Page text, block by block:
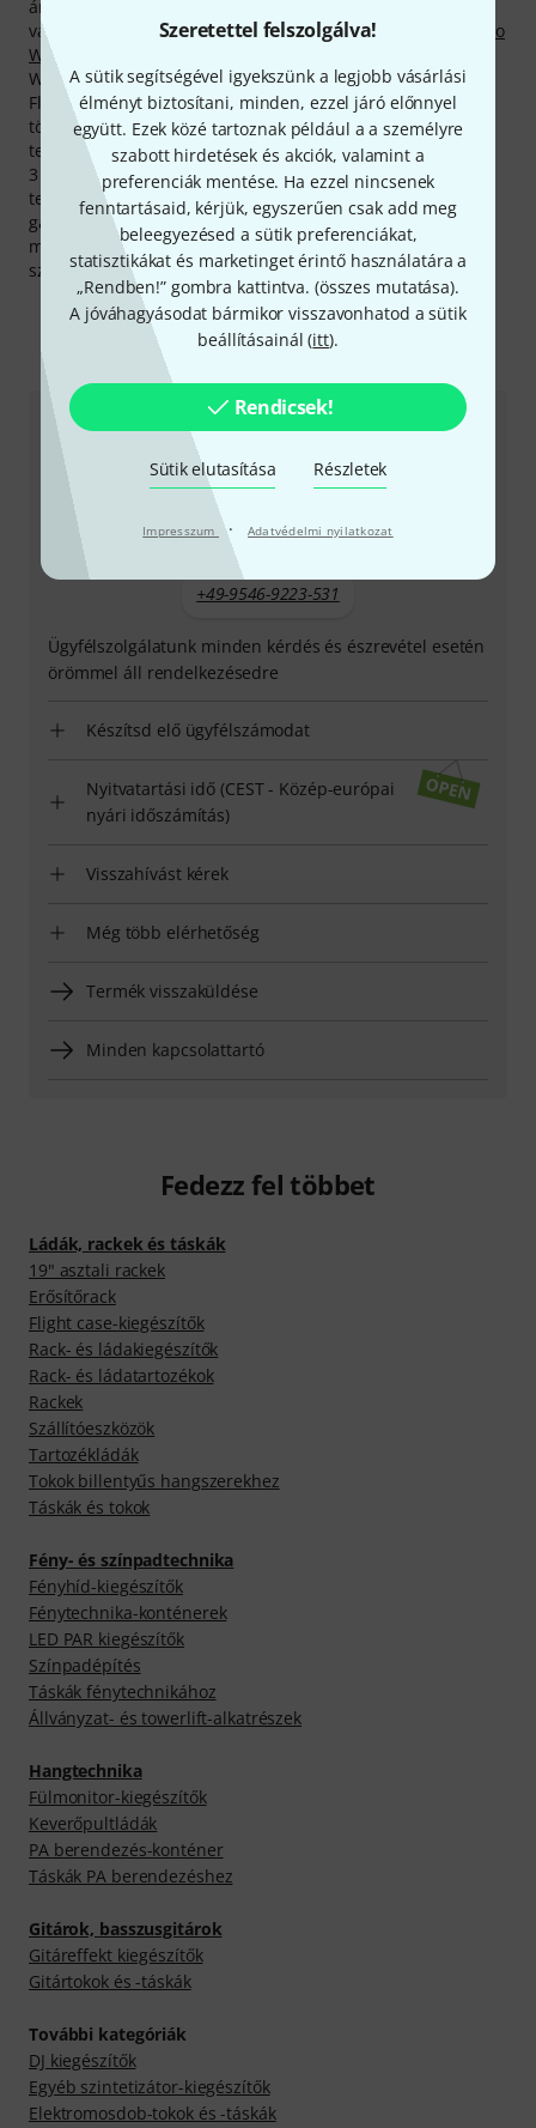
Szeretettel felszolgálva!
A sütik segítségével igyekszünk a legjobb vásárlási
élményt biztosítani, minden, ezzel járó előnnyel
együtt. Ezek közé tartoznak például a a személyre
szabott hirdetések és akciók, valamint a
preferenciák mentése. Ha ezzel nincsenek
fenntartásaid, kérjük, egyszerűen csak add meg
beleegyezésed a sütik preferenciákat,
statisztikákat és marketinget érintő használatára a
„Rendben!” gombra kattintva. (összes mutatása).
A jóváhagyásodat bármikor visszavonhatod a sütik
beállításainál (itt).
Rendicsek!
Sütik elutasítása Részletek
Impresszum · Adatvédelmi nyilatkozat
áruházunkból eddig 20.000 alkalommal értékesített,
vásárlóink körében nagy népszerűségnek örvendő
Flyht Pro
WP Safe Box 8 IP65
Weboldalunk leggyakrabban látogatott termékoldalain
Flyht Pro -termékek találhatók. Pusztán az előző hónapban
több mint 450.000 alkalommal nyitották meg a gyártó
termékeinek oldalait online áruházunkban.
3 éves Thomann-garanciánk mellett minden Flyht Pro -
termékre biztosítunk egy 30 napos pénzvisszafizetési
garanciát is. Komoly szaktudással rendelkező
munkatársaink ezen felül telephelyünkön további
szolgáltatásokat is készek nyújtani.
Így érhetsz el minket
Ügyfélszolgálat - Magyarország
+49-9546-9223-531
Ügyfélszolgálatunk minden kérdés és észrevétel esetén
örömmel áll rendelkezésedre
Készítsd elő ügyfélszámodat
Nyitvatartási idő (CEST - Közép-európai
nyári időszámítás)
Visszahívást kérek
Még több elérhetőség
Termék visszaküldése
Minden kapcsolattartó
Fedezz fel többet
Ládák, rackek és táskák
19" asztali rackek
Erősítőrack
Flight case-kiegészítők
Rack- és ládakiegészítők
Rack- és ládatartozékok
Rackek
Szállítóeszközök
Tartozékládák
Tokok billentyűs hangszerekhez
Táskák és tokok
Fény- és színpadtechnika
Fényhíd-kiegészítők
Fénytechnika-konténerek
LED PAR kiegészítők
Színpadépítés
Táskák fénytechnikához
Állványzat- és towerlift-alkatrészek
Hangtechnika
Fülmonitor-kiegészítők
Keverőpultládák
PA berendezés-konténer
Táskák PA berendezéshez
Gitárok, basszusgitárok
Gitáreffekt kiegészítők
Gitártokok és -táskák
További kategóriák
DJ kiegészítők
Egyéb szintetizátor-kiegészítők
Elektromosdob-tokok és -táskák